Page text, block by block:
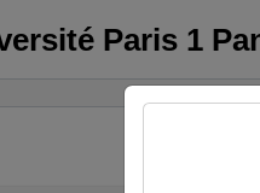
Paris 1